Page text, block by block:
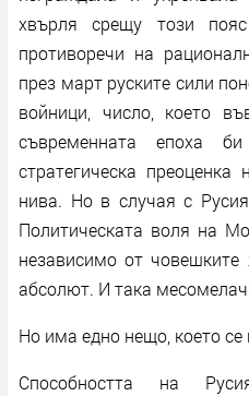
хвърля срещу този
противоречи на
през март руските сили
войници, число, което
съвременната епоха би
стратегическа
нива. Но в случая с
Политическата воля на
независимо от човешките
абсолют. И така
Но има едно нещо, което се
Способността на